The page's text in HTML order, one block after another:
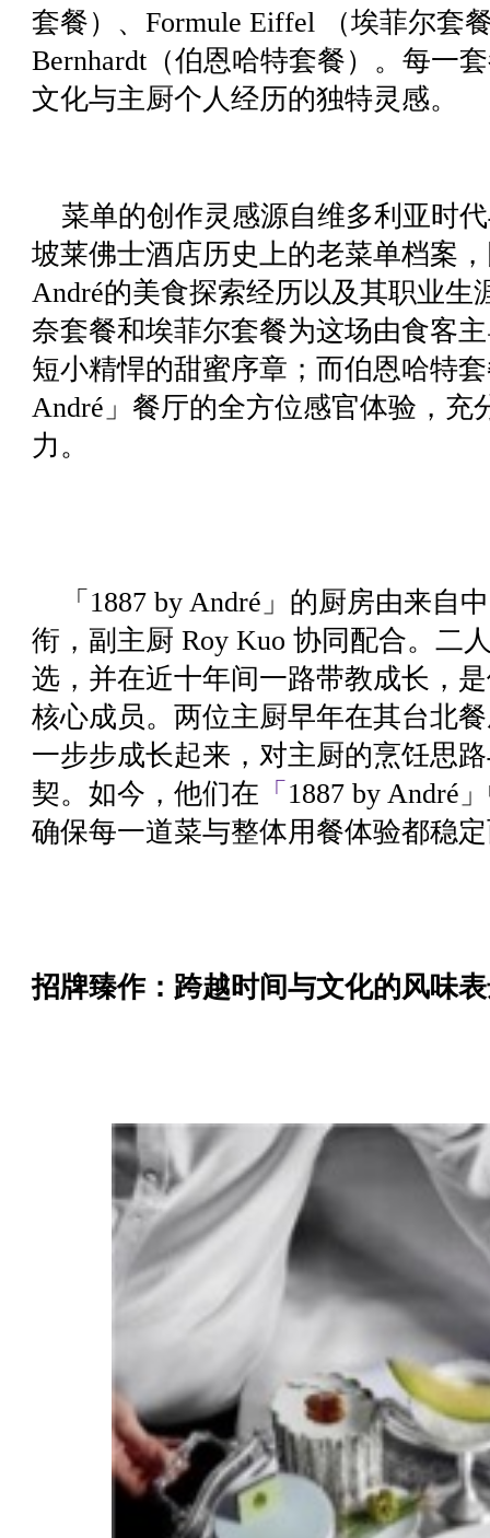
套餐）、Formule Eiffel （埃菲尔套
Bernhardt（伯恩哈特套餐）。每一
文化与主厨个人经历的独特灵感。
菜单的创作灵感源自维多利亚时
坡莱佛士酒店历史上的老菜单档案
André的美食探索经历以及其职业生
奈套餐和埃菲尔套餐为这场由食客
短小精悍的甜蜜序章；而伯恩哈特
André」餐厅的全方位感官体验，充
力。
「1887 by André」的厨房由来自
衔，副主厨 Roy Kuo 协同配合。二
选，并在近十年间一路带教成长，
核心成员。两位主厨早年在其台北
一步步成长起来，对主厨的烹饪思
契。如今，他们在 「 1887 by André
确保每一道菜与整体用餐体验都稳
招牌臻作：跨越时间与文化的风味